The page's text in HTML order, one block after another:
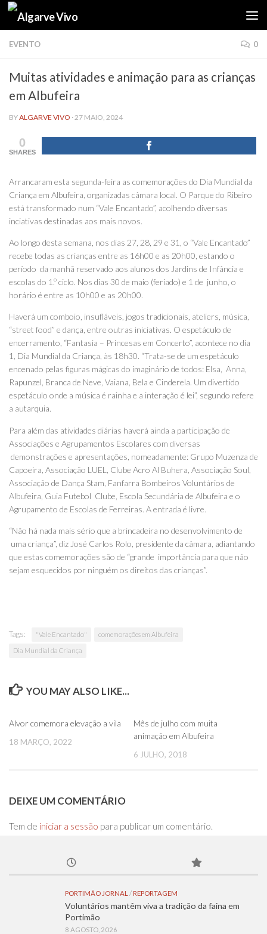
Skip to content
EVENTO 0
Muitas atividades e animação para as crianças
em Albufeira
BYALGARVE VIVO ·27 MAIO, 2024
0
SHARES
Arrancaram esta segunda-feira as comemorações do Dia Mundial da
Criança em Albufeira, organizadas câmara local. O Parque do Ribeiro
está transformado num “Vale Encantado”, acolhendo diversas
inciativas destinadas aos mais novos.
Ao longo desta semana, nos dias 27, 28, 29 e 31, o “Vale Encantado”
recebe todas as crianças entre as 16h00 e as 20h00, estando o
período da manhã reservado aos alunos dos Jardins de Infância e
escolas do 1.º ciclo. Nos dias 30 de maio (feriado) e 1 de junho, o
horário é entre as 10h00 e as 20h00.
Haverá um comboio, insufláveis, jogos tradicionais, ateliers, música,
“street food” e dança, entre outras iniciativas. O espetáculo de
encerramento, “Fantasia – Princesas em Concerto”, acontece no dia
1, Dia Mundial da Criança, às 18h30. “Trata-se de um espetáculo
encenado pelas figuras mágicas do imaginário de todos: Elsa, Anna,
Rapunzel, Branca de Neve, Vaiana, Bela e Cinderela. Um divertido
espetáculo onde a música é rainha e a interação é lei”, segundo refere
a autarquia.
Para além das atividades diárias haverá ainda a participação de
Associações e Agrupamentos Escolares com diversas
demonstrações e apresentações, nomeadamente: Grupo Muzenza de
Capoeira, Associação LUEL, Clube Acro Al Buhera, Associação Soul,
Associação de Dança Stam, Fanfarra Bombeiros Voluntários de
Albufeira, Guia Futebol Clube, Escola Secundária de Albufeira e o
Agrupamento de Escolas de Ferreiras. A entrada é livre.
“Não há nada mais sério que a brincadeira no desenvolvimento de
uma criança”, diz José Carlos Rolo, presidente da câmara, adiantando
que estas comemorações são de “grande importância para que não
sejam esquecidos por ninguém os direitos das crianças”.
Tags: "Vale Encantado" comemorações em Albufeira
Dia Mundial da Criança
YOU MAY ALSO LIKE...
Alvor comemora elevação a vila
18 MARÇO, 2022
Mês de julho com muita
animação em Albufeira
6 JULHO, 2018
DEIXE UM COMENTÁRIO
Tem de iniciar a sessão para publicar um comentário.
PORTIMÃO JORNAL / REPORTAGEM
Voluntários mantêm viva a tradição da faina em
Portimão
8 AGOSTO, 2026